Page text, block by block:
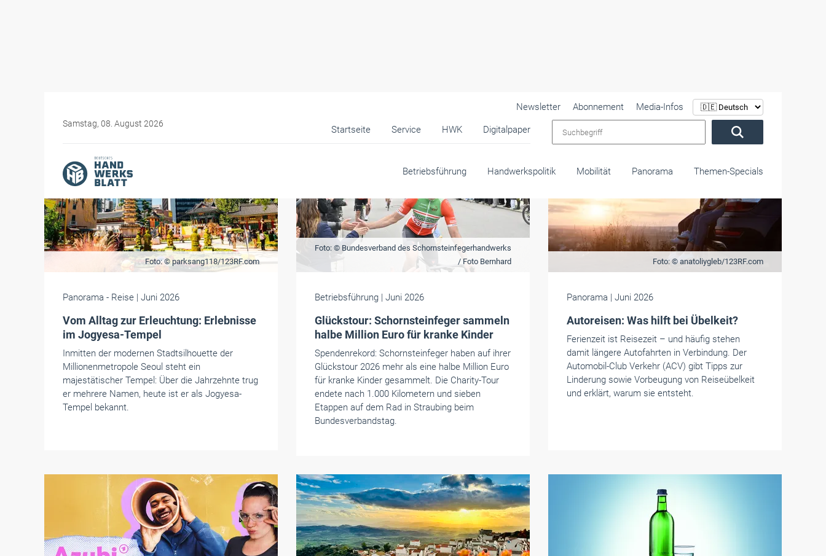
Samstag, 08. August 2026
Startseite Service HWK Digitalpaper
Newsletter Abonnement
Media-Infos
Betriebsführung Handwerkspolitik Mobilität Panorama Themen-Specials
Foto: © parksang118/123RF.com
Panorama - Reise | Juni 2026
Vom Alltag zur Erleuchtung: Erlebnisse
im Jogyesa-Tempel
Inmitten der modernen Stadtsilhouette der
Millionenmetropole Seoul steht ein
majestätischer Tempel: Über die Jahrzehnte trug
er mehrere Namen, heute ist er als Jogyesa-
Tempel bekannt.
Foto: © Bundesverband des Schornsteinfegerhandwerks
/ Foto Bernhard
Betriebsführung | Juni 2026
Glückstour: Schornsteinfeger sammeln
halbe Million Euro für kranke Kinder
Spendenrekord: Schornsteinfeger haben auf ihrer
Glückstour 2026 mehr als eine halbe Million Euro
für kranke Kinder gesammelt. Die Charity-Tour
endete nach 1.000 Kilometern und sieben
Etappen auf dem Rad in Straubing beim
Bundesverbandstag.
Foto: © anatoliygleb/123RF.com
Panorama | Juni 2026
Autoreisen: Was hilft bei Übelkeit?
Ferienzeit ist Reisezeit – und häufig stehen
damit längere Autofahrten in Verbindung. Der
Automobil-Club Verkehr (ACV) gibt Tipps zur
Linderung sowie Vorbeugung von Reiseübelkeit
und erklärt, warum sie entsteht.